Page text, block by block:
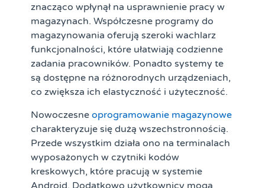
znacząco wpłynął na usprawnienie pracy w
magazynach. Współczesne programy do
magazynowania oferują szeroki wachlarz
funkcjonalności, które ułatwiają codzienne
zadania pracowników. Ponadto systemy te
są dostępne na różnorodnych urządzeniach,
co zwiększa ich elastyczność i użyteczność.
Nowoczesne oprogramowanie magazynowe
charakteryzuje się dużą wszechstronnością.
Przede wszystkim działa ono na terminalach
wyposażonych w czytniki kodów
kreskowych, które pracują w systemie
Android. Dodatkowo użytkownicy mogą